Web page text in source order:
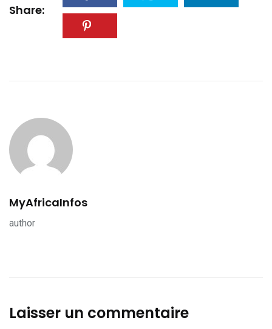
Share:
MyAfricaInfos
author
Laisser un commentaire